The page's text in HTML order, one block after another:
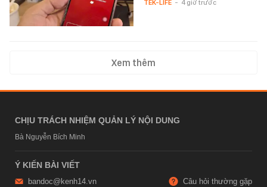
TEK-LIFE - 4 giờ trước
Xem thêm
CHỊU TRÁCH NHIỆM QUẢN LÝ NỘI DUNG
Bà Nguyễn Bích Minh
Ý KIẾN BÀI VIẾT
bandoc@kenh14.vn Câu hỏi thường gặp